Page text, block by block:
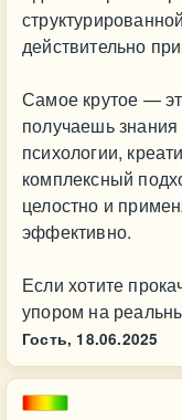
действительно
Самое крутое —
получаешь
психологии,
комплексный
целостно и
эффективно.
Если хотите
упором на
Гость, 18.06.2025